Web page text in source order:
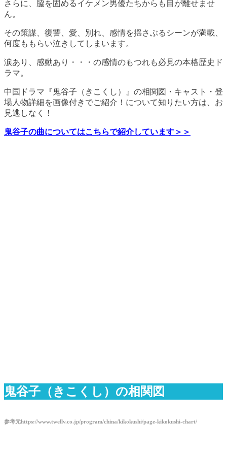
さらに、脇を固めるイケメン男優たちからも目が離せませ
ん。
その策謀、復讐、愛、別れ、感情を揺さぶるシーンが満載、
何度ももらい泣きしてしまいます。
涙あり、感動あり・・・の感情のもつれも必見の本格歴史ド
ラマ。
中国ドラマ『鬼谷子（きこくし）』の相関図・キャスト・登
場人物詳細を画像付きでご紹介！について知りたい方は、お
見逃しなく！
鬼谷子の曲についてはこちらで紹介しています＞＞
鬼谷子（きこくし）の相関図
参考元https://www.twellv.co.jp/program/china/kikokushi/page-kikokushi-chart/